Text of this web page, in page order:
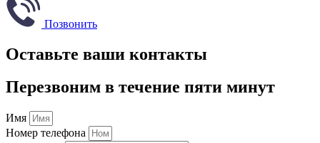
Позвонить
Оставьте ваши контакты
Перезвоним в течение пяти минут
Имя
Номер телефона